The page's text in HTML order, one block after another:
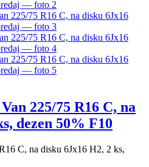
225/75 R16 C, na
dezen 50% F10
C, na disku 6Jx16 H2, 2 ks,